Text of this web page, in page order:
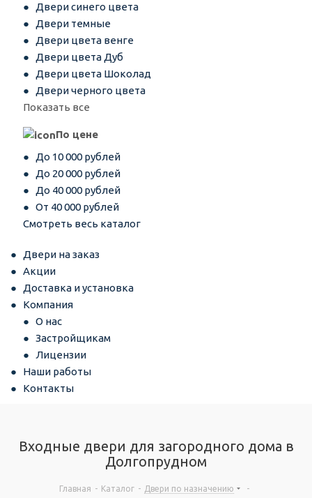
Двери синего цвета
Двери темные
Двери цвета венге
Двери цвета Дуб
Двери цвета Шоколад
Двери черного цвета
Показать все
По цене
До 10 000 рублей
До 20 000 рублей
До 40 000 рублей
От 40 000 рублей
Смотреть весь каталог
Двери на заказ
Акции
Доставка и установка
Компания
О нас
Застройщикам
Лицензии
Наши работы
Контакты
Входные двери для загородного дома в
Долгопрудном
Главная - Каталог - Двери по назначению
-